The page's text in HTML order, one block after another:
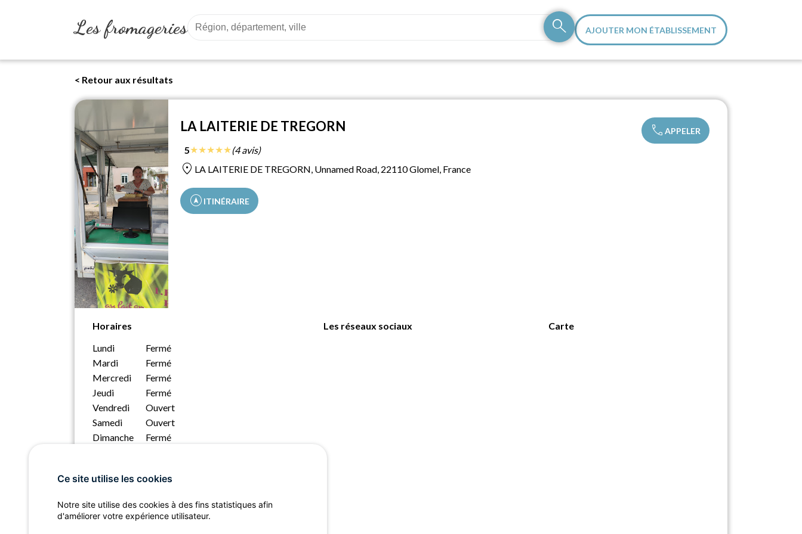
Les fromageries search AJOUTER MON ÉTABLISSEMENT
< Retour aux résultats
LA LAITERIE DE TREGORN call APPELER
5★★★★★(4 avis)
location_on LA LAITERIE DE TREGORN, Unnamed Road, 22110 Glomel, France
assistant_navigation ITINÉRAIRE
Horaires
Lundi
Fermé
Mardi
Fermé
Mercredi
Fermé
Jeudi
Fermé
Vendredi
Ouvert
Samedi
Ouvert
Dimanche
Fermé
Les réseaux sociaux Carte
Ce site utilise les cookies
Notre site utilise des cookies à des fins statistiques afin
d'améliorer votre expérience utilisateur.